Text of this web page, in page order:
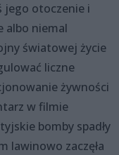
jego otoczenie i
albo niemal
światowej życie
liczne
żywności
w filmie
bomby spadły
lawinowo zaczęła